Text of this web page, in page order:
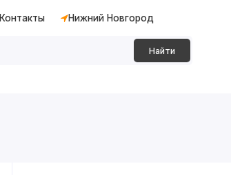
Контакты Нижний Новгород
Найти